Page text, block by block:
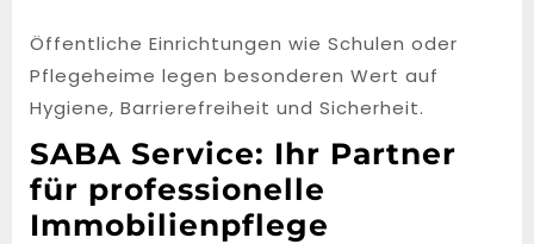
Öffentliche Einrichtungen wie Schulen oder
Pflegeheime legen besonderen Wert auf
Hygiene, Barrierefreiheit und Sicherheit.
SABA Service: Ihr Partner
für professionelle
Immobilienpflege